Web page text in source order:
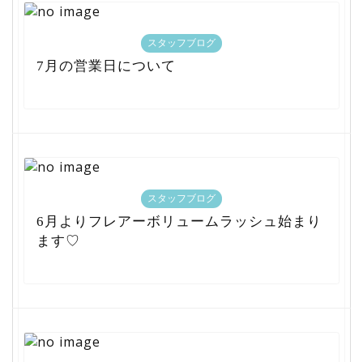
スタッフブログ
7月の営業日について
スタッフブログ
6月よりフレアーボリュームラッシュ始まり
ます♡